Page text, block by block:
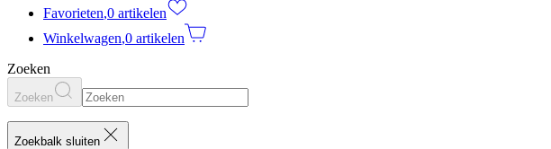
Favorieten,0 artikelen
Winkelwagen,0 artikelen
Zoeken
Zoeken
Zoekbalk sluiten